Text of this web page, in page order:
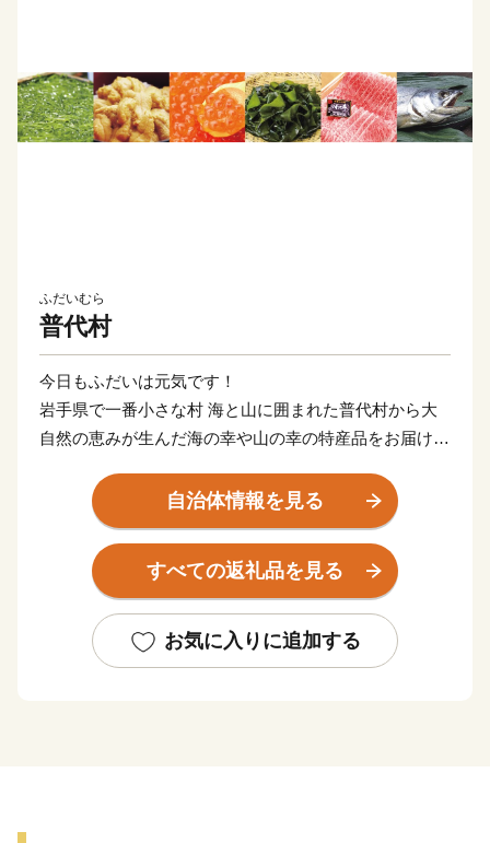
ふだいむら
普代村
今日もふだいは元気です！
岩手県で一番小さな村 海と山に囲まれた普代村から大
自然の恵みが生んだ海の幸や山の幸の特産品をお届けし
普代村（ふだいむら）は、人口2,362人（令和５年12月
時点）の海と山に囲まれた自然豊かな岩手県で一番小さ
な村です。
（なんと村にはコンビニもありません。）
村、宮古市、東には雄大な太平洋といった位置になりま
自治体情報を見る
すべての返礼品を見る
お気に入りに追加する